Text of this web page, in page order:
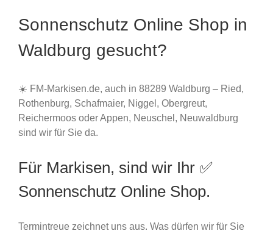
Sonnenschutz Online Shop in
Waldburg gesucht?
☀️ FM-Markisen.de, auch in 88289 Waldburg – Ried,
Rothenburg, Schafmaier, Niggel, Obergreut,
Reichermoos oder Appen, Neuschel, Neuwaldburg
sind wir für Sie da.
Für Markisen, sind wir Ihr ✅
Sonnenschutz Online Shop.
Termintreue zeichnet uns aus. Was dürfen wir für Sie